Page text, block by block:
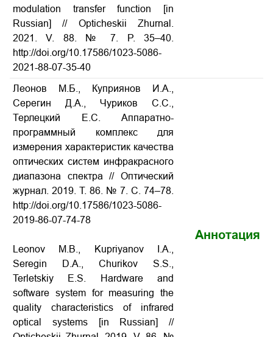
modulation transfer function [in
Russian] // Opticheskii Zhurnal.
2021. V. 88. № 7. P. 35–40.
http://doi.org/10.17586/1023-5086-
2021-88-07-35-40
Леонов М.Б., Куприянов И.А.,
Серегин Д.А., Чуриков С.С.,
Терлецкий Е.С. Аппаратно-
программный комплекс для
измерения характеристик качества
оптических систем инфракрасного
диапазона спектра// Оптический
журнал. 2019. Т. 86. № 7. С. 74–78.
http://doi.org/10.17586/1023-5086-
2019-86-07-74-78
Leonov M.B., Kupriyanov I.A.,
Seregin D.A., Churikov S.S.,
Terletskiy E.S. Hardware and
software system for measuring the
quality characteristics of infrared
optical systems
[in Russian] //
Аннотация